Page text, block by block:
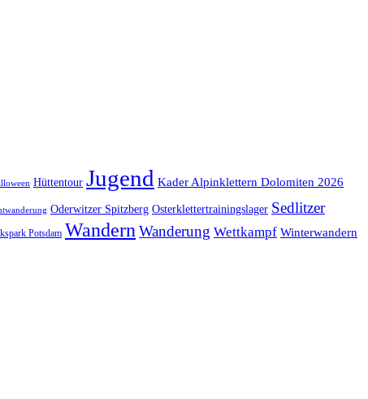
Hüttentour Jugend Kader Alpinklettern Dolomiten 2026
Oderwitzer Spitzberg Osterklettertrainingslager Sedlitzer
Potsdam Wandern Wanderung Wettkampf Winterwandern